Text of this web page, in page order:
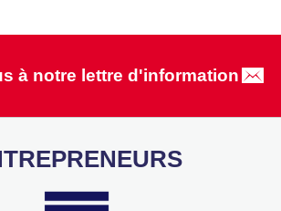
à notre lettre d'information